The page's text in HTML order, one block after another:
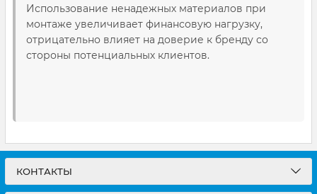
Использование ненадежных материалов при
монтаже увеличивает финансовую нагрузку,
отрицательно влияет на доверие к бренду со
стороны потенциальных клиентов.
КОНТАКТЫ